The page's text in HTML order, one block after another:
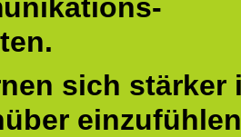
sich stärker
einzufühlen